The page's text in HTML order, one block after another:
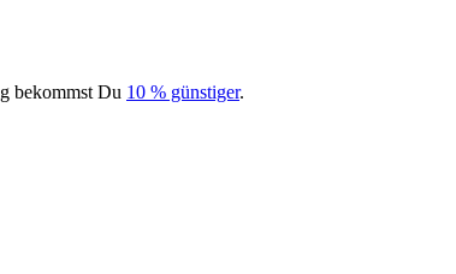
bekommst Du 10 % günstiger.